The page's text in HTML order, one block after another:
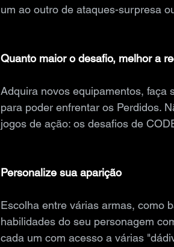
um ao outro de ataques-surpresa
Quanto maior o desafio, melhor a
Adquira novos equipamentos, faça
para poder enfrentar os Perdidos.
jogos de ação: os desafios de
Personalize sua aparição
Escolha entre várias armas, como
habilidades do seu personagem
cada um com acesso a várias